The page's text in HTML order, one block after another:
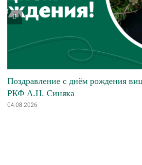
Поздравление с днём рождения
РКФ А.Н. Синяка
04.08.2026